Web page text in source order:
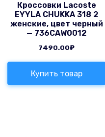
Кроссовки Lacoste
EYYLA CHUKKA 318 2
женские, цвет черный
— 736CAW0012
7490.00₽
Купить товар